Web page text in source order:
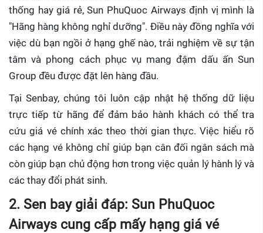
thống hay giá rẻ, Sun PhuQuoc Airways định vị mình là
"Hãng hàng không nghỉ dưỡng". Điều này đồng nghĩa với
việc dù bạn ngồi ở hạng ghế nào, trải nghiệm về sự tận
tâm và phong cách phục vụ mang đậm dấu ấn Sun
Group đều được đặt lên hàng đầu.
Tại Senbay, chúng tôi luôn cập nhật hệ thống dữ liệu
trực tiếp từ hãng để đảm bảo hành khách có thể tra
cứu giá vé chính xác theo thời gian thực. Việc hiểu rõ
các hạng vé không chỉ giúp bạn cân đối ngân sách mà
còn giúp bạn chủ động hơn trong việc quản lý hành lý và
các thay đổi phát sinh.
2. Sen bay giải đáp: Sun PhuQuoc
Airways cung cấp mấy hạng giá vé